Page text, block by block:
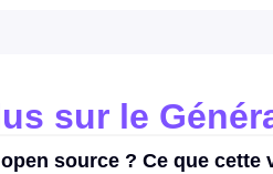
sur le
source ? Ce que